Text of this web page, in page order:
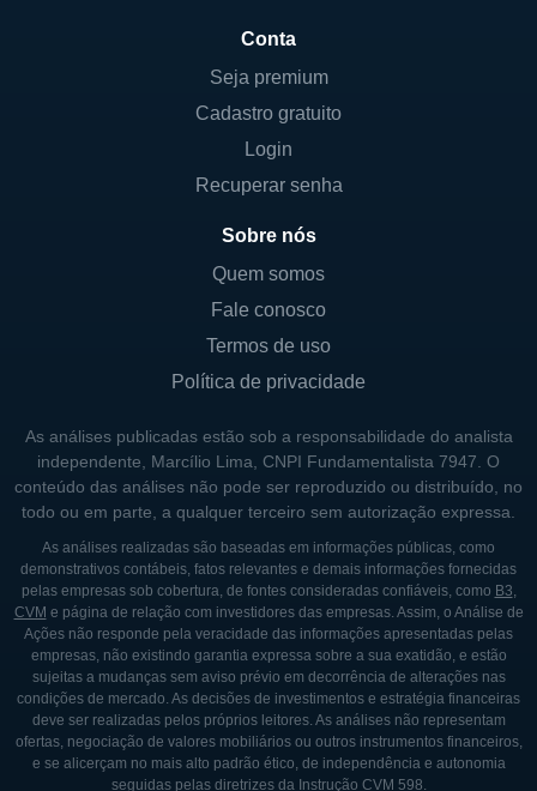
Conta
Seja premium
Cadastro gratuito
Login
Recuperar senha
Sobre nós
Quem somos
Fale conosco
Termos de uso
Política de privacidade
As análises publicadas estão sob a responsabilidade do analista
independente, Marcílio Lima, CNPI Fundamentalista 7947. O
conteúdo das análises não pode ser reproduzido ou distribuído, no
todo ou em parte, a qualquer terceiro sem autorização expressa.
As análises realizadas são baseadas em informações públicas, como
demonstrativos contábeis, fatos relevantes e demais informações fornecidas
pelas empresas sob cobertura, de fontes consideradas confiáveis, como B3,
CVM e página de relação com investidores das empresas. Assim, o Análise de
Ações não responde pela veracidade das informações apresentadas pelas
empresas, não existindo garantia expressa sobre a sua exatidão, e estão
sujeitas a mudanças sem aviso prévio em decorrência de alterações nas
condições de mercado. As decisões de investimentos e estratégia financeiras
deve ser realizadas pelos próprios leitores. As análises não representam
ofertas, negociação de valores mobiliários ou outros instrumentos financeiros,
e se alicerçam no mais alto padrão ético, de independência e autonomia
seguidas pelas diretrizes da Instrução CVM 598.